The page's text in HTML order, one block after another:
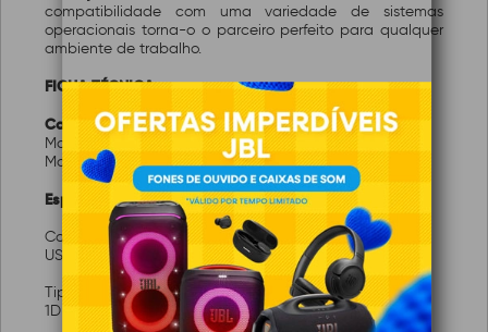
compatibilidade com uma variedade de sistemas
operacionais torna-o o parceiro perfeito para qualquer
ambiente de trabalho.
FICHA TÉCNICA:
Características:
Marca:
C3-Tech
Modelo:
LB-D2000BK
Especificações:
Conexão / Interface:
USB
Tipo de Código:
1D e 2D (QR CODE e outros)